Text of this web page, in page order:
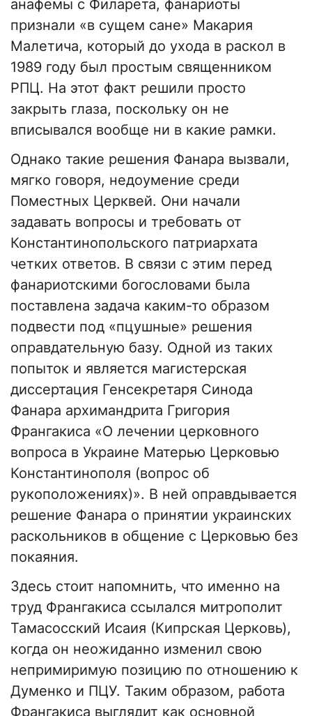
анафемы с Филарета, фанариоты
признали «в сущем сане» Макария
Малетича, который до ухода в раскол в
1989 году был простым священником
РПЦ. На этот факт решили просто
закрыть глаза, поскольку он не
вписывался вообще ни в какие рамки.
Однако такие решения Фанара вызвали,
мягко говоря, недоумение среди
Поместных Церквей. Они начали
задавать вопросы и требовать от
Константинопольского патриархата
четких ответов. В связи с этим перед
фанариотскими богословами была
поставлена задача каким-то образом
подвести под «пцушные» решения
оправдательную базу. Одной из таких
попыток и является магистерская
диссертация Генсекретаря Синода
Фанара архимандрита Григория
Франгакиса «О лечении церковного
вопроса в Украине Матерью Церковью
Константинополя (вопрос об
рукоположениях)». В ней оправдывается
решение Фанара о принятии украинских
раскольников в общение с Церковью без
покаяния.
Здесь стоит напомнить, что именно на
труд Франгакиса ссылался митрополит
Тамасосский Исаия (Кипрская Церковь),
когда он неожиданно изменил свою
непримиримую позицию по отношению к
Думенко и ПЦУ. Таким образом, работа
Франгакиса выглядит как основной